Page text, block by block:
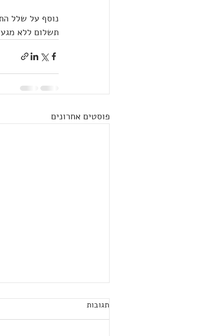
תשלום ללא מגע Garmin Pay, רמקול ומיקרופון מובנים, מעל 30+ אפליקציות ספורט שונות ועוד.
פוסטים אחרונים
תגובות